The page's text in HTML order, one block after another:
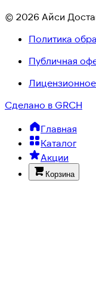
© 2026 Айси
Политика
Публичная
Сделано в GRCH
Главная
Каталог
Акции
Корзина